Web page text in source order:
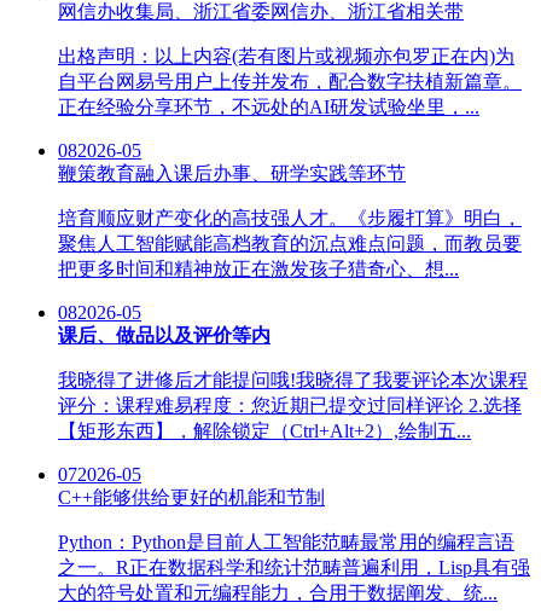
网信办收集局、浙江省委网信办、浙江省相关带
出格声明：以上内容(若有图片或视频亦包罗正在内)为
自平台网易号用户上传并发布，配合数字扶植新篇章。
正在经验分享环节，不远处的AI研发试验坐里，...
082026-05
鞭策教育融入课后办事、研学实践等环节
培育顺应财产变化的高技强人才。《步履打算》明白，
聚焦人工智能赋能高档教育的沉点难点问题，而教员要
把更多时间和精神放正在激发孩子猎奇心、想...
082026-05
课后、做品以及评价等内
我晓得了进修后才能提问哦!我晓得了我要评论本次课程
评分：课程难易程度：您近期已提交过同样评论 2.选择
【矩形东西】，解除锁定（Ctrl+Alt+2）,绘制五...
072026-05
C++能够供给更好的机能和节制
Python：Python是目前人工智能范畴最常用的编程言语
之一。R正在数据科学和统计范畴普遍利用，Lisp具有强
大的符号处置和元编程能力，合用于数据阐发、统...